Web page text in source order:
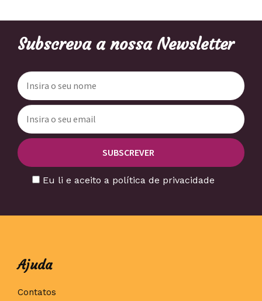
Subscreva a nossa Newsletter
Eu li e aceito a política de privacidade
Ajuda
Contatos